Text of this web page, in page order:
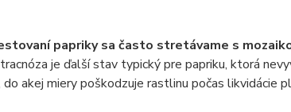
papriky sa často stretávame s
je ďalší stav typický pre papriku, ktorá
akej miery poškodzuje rastlinu počas likvidácie